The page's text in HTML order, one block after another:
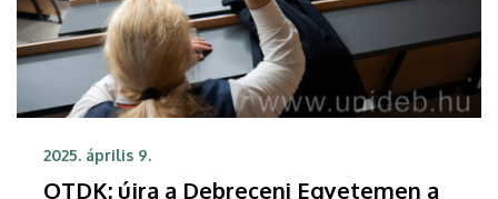
2025. április 9.
OTDK: újra a Debreceni Egyetemen a